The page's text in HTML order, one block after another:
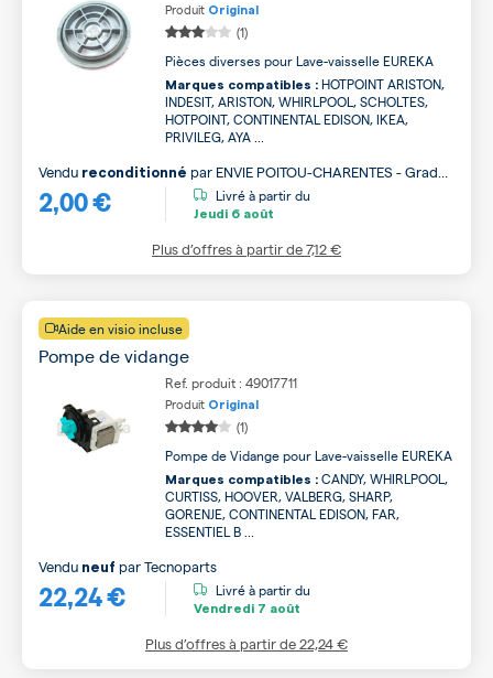
Produit Original
(1)
Pièces diverses pour Lave-vaisselle EUREKA
Marques compatibles : HOTPOINT ARISTON,
INDESIT, ARISTON, WHIRLPOOL, SCHOLTES,
HOTPOINT, CONTINENTAL EDISON, IKEA,
PRIVILEG, AYA ...
2,00 €
Vendu reconditionné par ENVIE POITOU-CHARENTES - Grade
B
Livré à partir du
Jeudi 6 août
Plus d’offres à partir de7,12 €
Aide en visio incluse
Pompe de vidange
Ref. produit : 49017711
Produit Original
(1)
Pompe de Vidange pour Lave-vaisselle EUREKA
Marques compatibles : CANDY, WHIRLPOOL,
CURTISS, HOOVER, VALBERG, SHARP,
GORENJE, CONTINENTAL EDISON, FAR,
ESSENTIEL B ...
22,24 €
Vendu neuf parTecnoparts
Livré à partir du
Vendredi 7 août
Plus d’offres à partir de22,24 €